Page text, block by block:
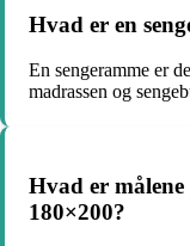
Hvad er en
En sengeramme er
madrassen og
Hvad er målene
180×200?